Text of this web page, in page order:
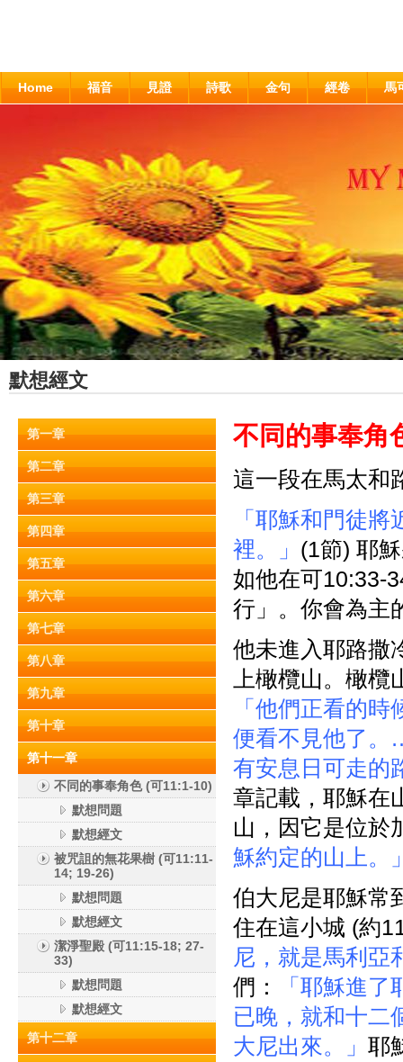
Home 福音 見證 詩歌 金句 經卷 馬
默想經文
第一章
第二章
第三章
第四章
第五章
第六章
第七章
第八章
第九章
第十章
第十一章
不同的事奉角色 (可11:1-10)
默想問題
默想經文
被咒詛的無花果樹 (可11:11-
14; 19-26)
默想問題
默想經文
潔淨聖殿 (可11:15-18; 27-
33)
默想問題
默想經文
第十二章
不同的事奉角
這一段在馬太和
「耶穌和門徒
裡。」 (1節) 耶
如他在可10:33-
行」。你會為主
他未進入耶路撒
上橄欖山。橄
「他們正看的
便看不見他了。
有安息日可走的
章記載，耶穌在
山，因它是位於
穌約定的山上。
伯大尼是耶穌常
住在這小城 (約
尼，就是馬利亞
們：
「耶穌進
已晚，就和十二
大尼出來。」 耶